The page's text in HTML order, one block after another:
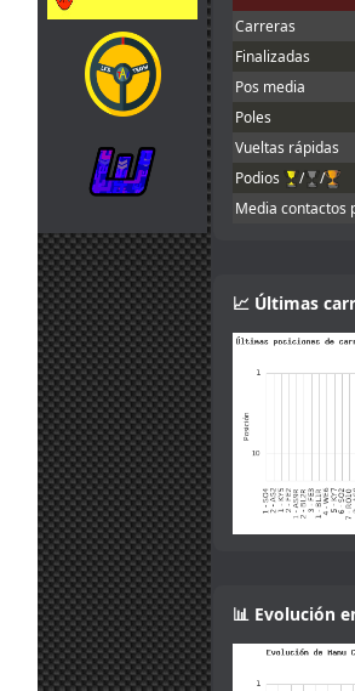
31
menjacocs
1 segunto en el
T1 !!!!
Cameron!!!
Mola! Nos
vemos el Lunes
Would be good
to allow
different tyre
manufacturers
too
30
jul.
13:53
camtawn:
Ah that makes
sense! Gracias :)
30
jul.
13:47
mitsumeku:
Yes, it isn't fully
explained in the
information. You
can lower the
brake force, but
not increase it.
Sorry.
30
jul.
13:19
camtawn:
I think the
servers want
the brake power
check disabling.
According to the
setup info,
brake power is
one of the
adjustments
Carreras
Finalizadas
Pos media
Poles
Vueltas rápidas
Podios
/ /
Media contactos
📈 Últimas
📊 Evolución